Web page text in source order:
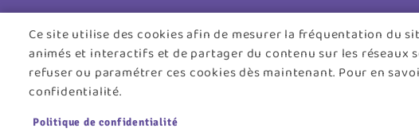
Ce site utilise des cookies afin de mesurer la fréquentation du
animés et interactifs et de partager du contenu sur les réseaux
refuser ou paramétrer ces cookies dès maintenant. Pour en
confidentialité.
Politique de confidentialité
95250 Beauchamp
Tél. 01 30 26 39 41
Horaires d'ouverture :
Lundi au jeudi : 8h30 - 12h30 / 13h30 - 17h45